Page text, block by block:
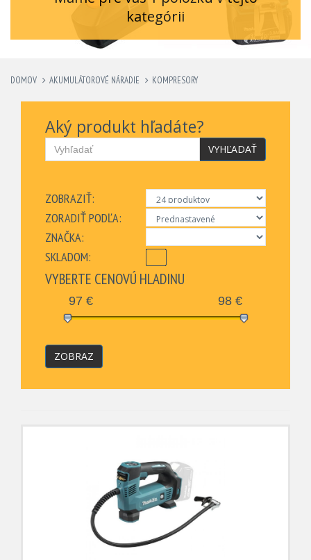
kategórii
DOMOV AKUMULÁTOROVÉ NÁRADIE KOMPRESORY
Aký produkt hľadáte?
VYHĽADAŤ
ZOBRAZIŤ:
ZORADIŤ PODĽA:
ZNAČKA:
SKLADOM:
VYBERTE CENOVÚ HLADINU
97 € 98 €
ZOBRAZ